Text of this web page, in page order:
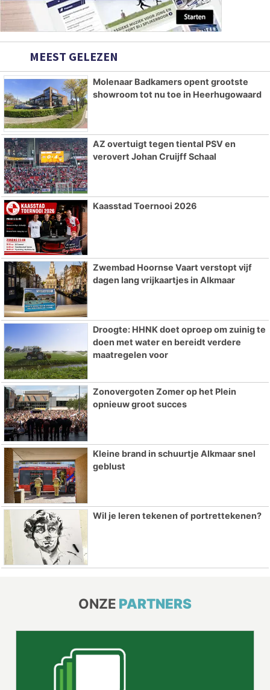
MEEST GELEZEN
Molenaar Badkamers opent grootste
showroom tot nu toe in Heerhugowaard
AZ overtuigt tegen tiental PSV en
verovert Johan Cruijff Schaal
Kaasstad Toernooi 2026
Zwembad Hoornse Vaart verstopt vijf
dagen lang vrijkaartjes in Alkmaar
Droogte: HHNK doet oproep om zuinig te
doen met water en bereidt verdere
maatregelen voor
Zonovergoten Zomer op het Plein
opnieuw groot succes
Kleine brand in schuurtje Alkmaar snel
geblust
Wil je leren tekenen of portrettekenen?
ONZE PARTNERS